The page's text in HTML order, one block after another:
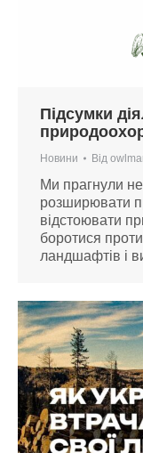
Підсумки
Новини Від
Ми прагнули
розширювати
відстоювати
боротися
ландшафтів і